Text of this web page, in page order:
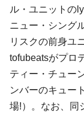
ル ・ユニットの
ニュー・シング
リスクの前身ユ
tofubeatsがプロ
ティー・チュー
ンバーのキュー
場!）。なお、同